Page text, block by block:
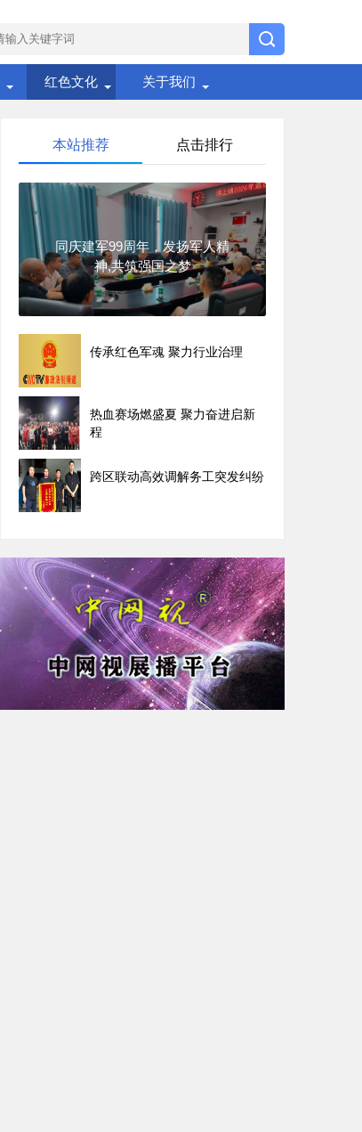
红色文化 关于我们
本站推荐 点击排行
同庆建军99周年，发扬军人精
神,共筑强国之梦
传承红色军魂 聚力行业治理
热血赛场燃盛夏 聚力奋进启新
程
跨区联动高效调解务工突发纠纷